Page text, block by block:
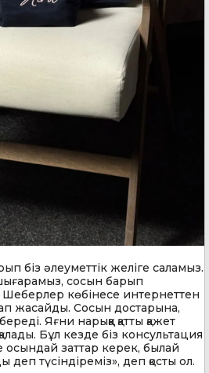
біз әлеуметтік желіге саламыз.
сосын барып
көбінесе интернеттен
жасайды. Сосын достарына,
Яғни нарыққа қатты қажет
Бұл кезде біз консультация
заттар керек, былай
деп түсіндіреміз», деп қосты ол.